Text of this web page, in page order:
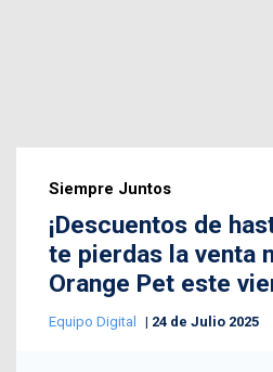
Siempre Juntos
¡Descuentos de
te pierdas la venta
Orange Pet este
Equipo Digital 24 de Julio 2025